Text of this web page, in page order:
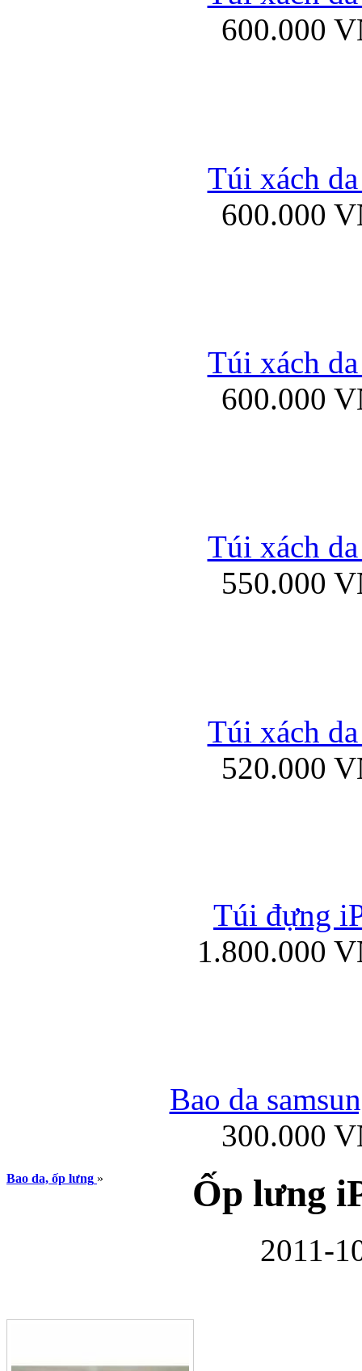
Bao da iPhone 5
Bao da iPad
Túi xách da
600.000
Túi xách
600.000
Túi xách
600.000
Túi xách
550.000
Túi xách
520.000
Túi đựng
1.800.000
Bao da
300.000
Bao da, ốp lưng » Ốp lưng
2011-